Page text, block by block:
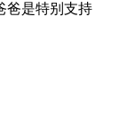
爸是特别支持